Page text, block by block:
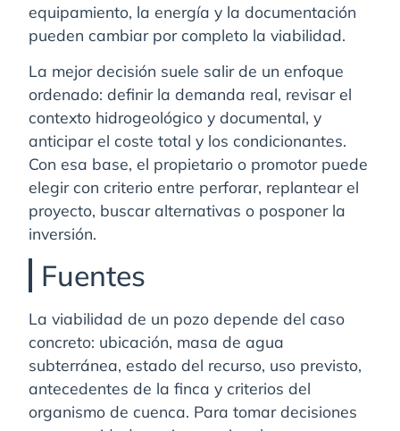
equipamiento, la energía y la documentación
pueden cambiar por completo la viabilidad.
La mejor decisión suele salir de un enfoque
ordenado: definir la demanda real, revisar el
contexto hidrogeológico y documental, y
anticipar el coste total y los condicionantes.
Con esa base, el propietario o promotor puede
elegir con criterio entre perforar, replantear el
proyecto, buscar alternativas o posponer la
inversión.
Fuentes
La viabilidad de un pozo depende del caso
concreto: ubicación, masa de agua
subterránea, estado del recurso, uso previsto,
antecedentes de la finca y criterios del
organismo de cuenca. Para tomar decisiones